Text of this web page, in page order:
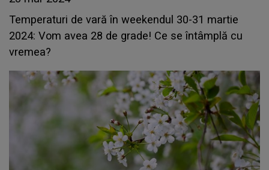
Temperaturi de vară în weekendul 30-31 martie
2024: Vom avea 28 de grade! Ce se întâmplă cu
vremea?